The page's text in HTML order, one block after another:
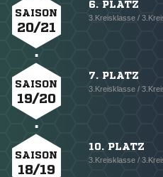
SAISON
20/21
6. PLATZ
3.Kreisklasse /
SAISON
19/20
7. PLATZ
3.Kreisklasse /
SAISON
18/19
10. PLATZ
3.Kreisklasse /